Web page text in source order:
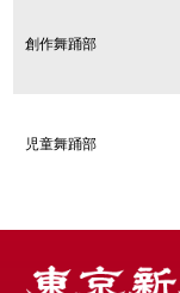
創作舞踊部
児童舞踊部